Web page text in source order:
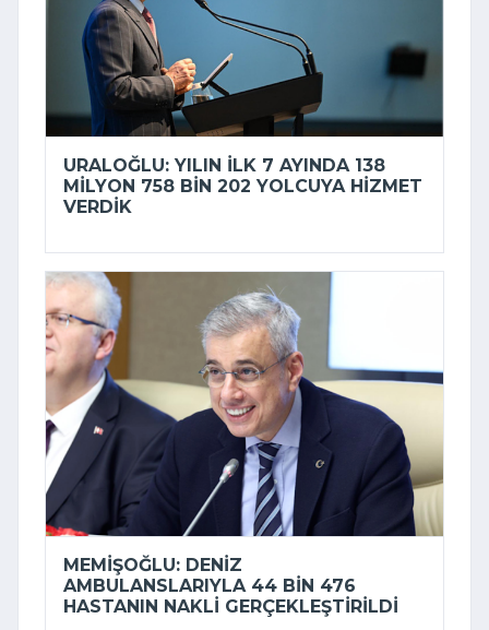
URALOĞLU: YILIN ILK 7 AYINDA 138
MILYON 758 BIN 202 YOLCUYA HIZMET
VERDIK
MEMIŞOĞLU: DENIZ
AMBULANSLARIYLA 44 BIN 476
HASTANIN NAKLI GERÇEKLEŞTIRILDI